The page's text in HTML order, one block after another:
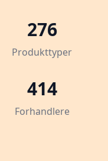
276
Produkttyper
414
Forhandlere